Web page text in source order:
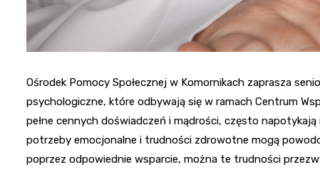
Ośrodek Pomocy Społecznej w Komornikach zaprasza
psychologiczne, które odbywają się w ramach Centrum
pełne cennych doświadczeń i mądrości, często
potrzeby emocjonalne i trudności zdrowotne mogą
poprzez odpowiednie wsparcie, można te trudności